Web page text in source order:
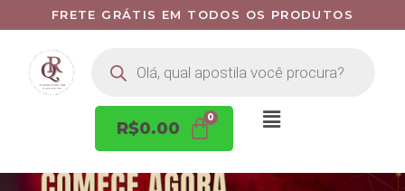
FRETE GRÁTIS EM TODOS OS PRODUTOS
R$0.00